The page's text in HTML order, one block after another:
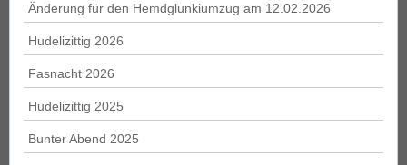
Änderung für den Hemdglunkiumzug am 12.02.2026
Hudelizittig 2026
Fasnacht 2026
Hudelizittig 2025
Bunter Abend 2025